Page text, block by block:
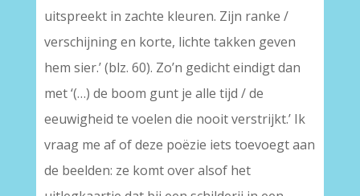
uitspreekt in zachte kleuren. Zijn ranke /
verschijning en korte, lichte takken geven
hem sier.’ (blz. 60). Zo’n gedicht eindigt dan
met ‘(…) de boom gunt je alle tijd / de
eeuwigheid te voelen die nooit verstrijkt.’ Ik
vraag me af of deze poëzie iets toevoegt aan
de beelden: ze komt over alsof het